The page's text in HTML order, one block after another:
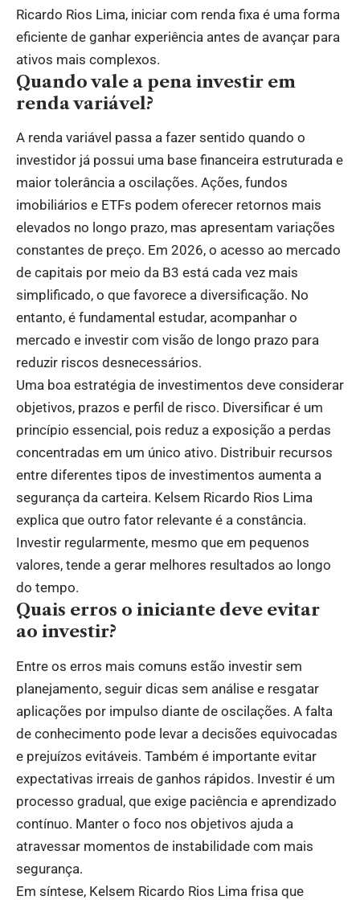
Ricardo Rios Lima, iniciar com renda fixa é uma forma
eficiente de ganhar experiência antes de avançar para
ativos mais complexos.
Quando vale a pena investir em
renda variável?
A renda variável passa a fazer sentido quando o
investidor já possui uma base financeira estruturada e
maior tolerância a oscilações. Ações, fundos
imobiliários e ETFs podem oferecer retornos mais
elevados no longo prazo, mas apresentam variações
constantes de preço. Em 2026, o acesso ao mercado
de capitais por meio da B3 está cada vez mais
simplificado, o que favorece a diversificação. No
entanto, é fundamental estudar, acompanhar o
mercado e investir com visão de longo prazo para
reduzir riscos desnecessários.
Uma boa estratégia de investimentos deve considerar
objetivos, prazos e perfil de risco. Diversificar é um
princípio essencial, pois reduz a exposição a perdas
concentradas em um único ativo. Distribuir recursos
entre diferentes tipos de investimentos aumenta a
segurança da carteira. Kelsem Ricardo Rios Lima
explica que outro fator relevante é a constância.
Investir regularmente, mesmo que em pequenos
valores, tende a gerar melhores resultados ao longo
do tempo.
Quais erros o iniciante deve evitar
ao investir?
Entre os erros mais comuns estão investir sem
planejamento, seguir dicas sem análise e resgatar
aplicações por impulso diante de oscilações. A falta
de conhecimento pode levar a decisões equivocadas
e prejuízos evitáveis. Também é importante evitar
expectativas irreais de ganhos rápidos. Investir é um
processo gradual, que exige paciência e aprendizado
contínuo. Manter o foco nos objetivos ajuda a
atravessar momentos de instabilidade com mais
segurança.
Em síntese, Kelsem Ricardo Rios Lima frisa que